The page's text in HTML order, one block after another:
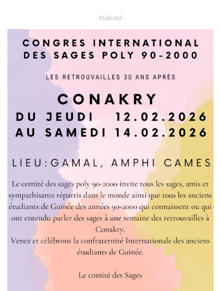
- Publicité -